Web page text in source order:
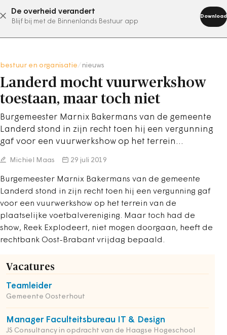
De overheid verandert
Blijf bij met de Binnenlands Bestuur app
Download
abonneer nu
bestuur en organisatie nieuws
Landerd mocht vuurwerkshow
toestaan, maar toch niet
Burgemeester Marnix Bakermans van de gemeente
Landerd stond in zijn recht toen hij een vergunning
gaf voor een vuurwerkshow op het terrein…
Michiel Maas 29 juli 2019
Burgemeester Marnix Bakermans van de gemeente
Landerd stond in zijn recht toen hij een vergunning gaf
voor een vuurwerkshow op het terrein van de
plaatselijke voetbalvereniging. Maar toch had de
show, Reek Explodeert, niet mogen doorgaan, heeft de
rechtbank Oost-Brabant vrijdag bepaald.
Vacatures
Teamleider
Gemeente Oosterhout
Manager Faculteitsbureau IT & Design
JS Consultancy in opdracht van de Haagse Hogeschool